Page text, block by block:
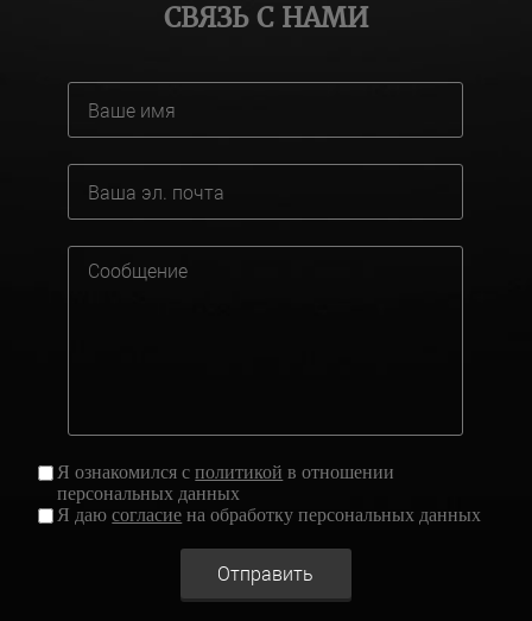
СВЯЗЬ С НАМИ
Я ознакомился сполитикой в отношении
персональных данных
Я даюсогласие на обработку персональных данных
Отправить